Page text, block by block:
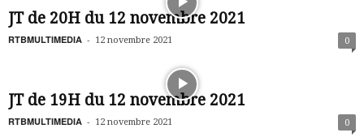
JT de 20H du 12 novembre 2021
RTBMULTIMEDIA - 12 novembre 2021 0
JT de 19H du 12 novembre 2021
RTBMULTIMEDIA - 12 novembre 2021 0